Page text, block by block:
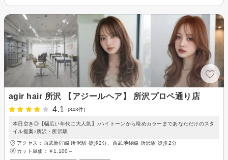
agir hair 所沢 【アジールヘア】 所沢プロペ通り店
4.1
(343件)
本日空き◎【幅広い年代に大人気】♪ハイトーンから暗めカラーまであなただけのスタ
イル提案♪所沢・所沢駅
アクセス：西武新宿線 所沢駅 徒歩2分、西武池袋線 所沢駅 徒歩2分
カット単価： ￥1,100～